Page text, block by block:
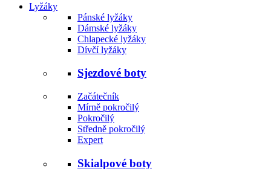
Lyžáky
Pánské lyžáky
Dámské lyžáky
Chlapecké lyžáky
Dívčí lyžáky
Sjezdové boty
Začátečník
Mírně pokročilý
Pokročilý
Středně pokročilý
Expert
Skialpové boty